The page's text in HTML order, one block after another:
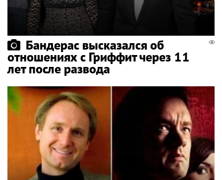
Бандерас высказался об
отношениях с Гриффит через 11
лет после развода